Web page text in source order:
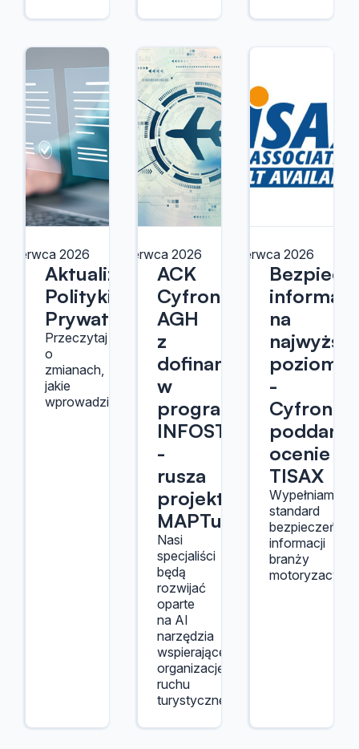
czerwca 2026
Aktualizacja
Polityki
Prywatności
Przeczytaj
o
zmianach,
jakie
wprowadziliśmy.
12 czerwca 2026
ACK
Cyfronet
AGH
z
dofinansowaniem
w
programie
INFOSTRATEG
-
rusza
projekt
MAPTur
Nasi
specjaliści
będą
rozwijać
oparte
na AI
narzędzia
wspierające
organizację
ruchu
turystycznego.
12 czerwca 2026
na
poziomie
-
Cyfronet
poddany
ocenie
TISAX
Wypełniamy
standard
informacji
branży